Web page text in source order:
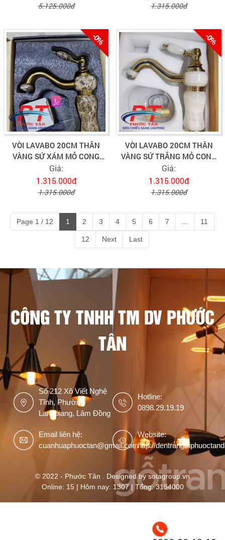
5.125.000đ 1.315.000đ
-0%
VÒI LAVABO 20CM THÂN
VÀNG SỨ XÁM MỎ CONG
VLVB-530
Giá:
1.315.000đ
1.315.000đ
-0%
VÒI LAVABO 20CM THÂN
VÀNG SỨ TRẮNG MỎ CONG
VLVB-533
Giá:
1.315.000đ
1.315.000đ
Page 1 / 12 1 2 3 4 5 6 7 11
12 Next Last
CÔNG TY TNHH TM DV PHƯỚC
TÂN
Số 212 Xô Viết Nghệ
Tĩnh, Phường
Langbiang, Lâm Đồng
Hotline:
0898.29.19.19
Email liên hệ:
cuanhuaphuoctan@gmail.com
Website:
http://
© 2022 - Phước Tân . Designed by sotagroup.vn
Online: 15 | Hôm nay: 1307 | Tổng: 3154000